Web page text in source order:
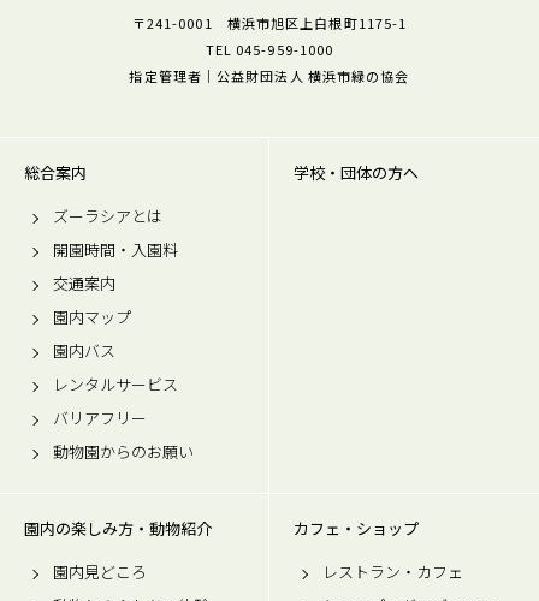
〒241-0001 横浜市旭区上白根町1175-1
TEL 045-959-1000
指定管理者｜公益財団法人 横浜市緑の協会
総合案内
ズーラシアとは
開園時間・入園料
交通案内
園内マップ
園内バス
レンタルサービス
バリアフリー
動物園からのお願い
学校・団体の方へ
園内の楽しみ方・動物紹介
園内見どころ
カフェ・ショップ
レストラン・カフェ